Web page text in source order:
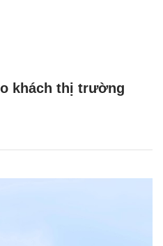
khách thị trường